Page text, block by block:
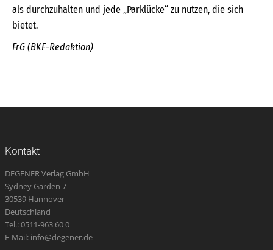
als durchzuhalten und jede „Parklücke“ zu nutzen, die sich
bietet.
FrG (BKF-Redaktion)
Kontakt
DEGENER Verlag GmbH
Sydney Garden 7
30539 Hannover
Deutschland
Tel.: 0511-963 60 0
E-Mail: info@degener.de